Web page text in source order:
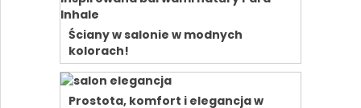
Ściany w salonie w modnych
kolorach!
Prostota, komfort i elegancja w